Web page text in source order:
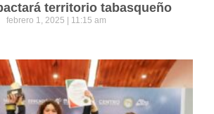
territorio tabasqueño
febrero 1, 2025 11:15 am